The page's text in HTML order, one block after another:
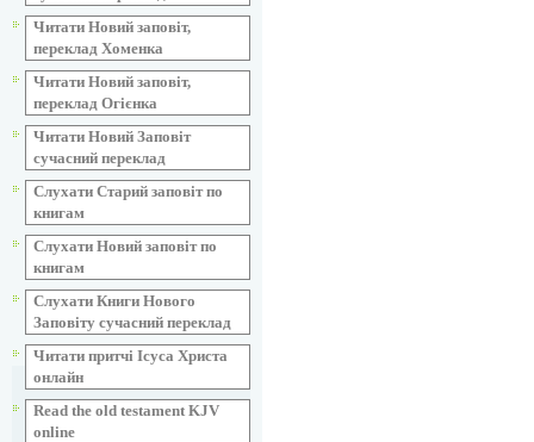
Читати Новий заповіт,
переклад Хоменка
Читати Новий заповіт,
переклад Огієнка
Читати Новий Заповіт
сучасний переклад
Слухати Старий заповіт по
книгам
Слухати Новий заповіт по
книгам
Слухати Книги Нового
Заповіту сучасний переклад
Читати притчі Ісуса Христа
онлайн
Read the old testament KJV
online